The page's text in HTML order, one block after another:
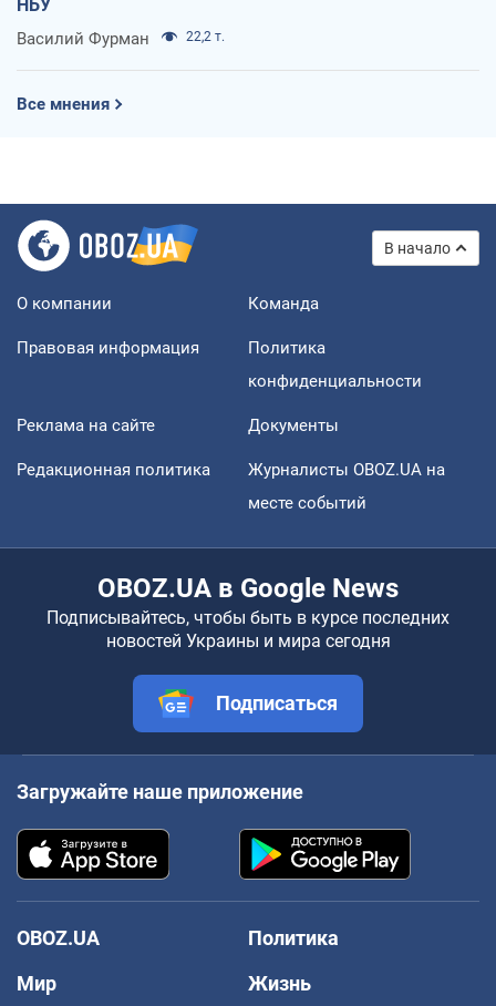
НБУ
Василий Фурман 22,2 т.
Все мнения
В начало
О компании Команда
Правовая информация
Политика
конфиденциальности
Реклама на сайте Документы
Редакционная политика
Журналисты OBOZ.UA на
месте событий
OBOZ.UA в Google News
Подписывайтесь, чтобы быть в курсе последних
новостей Украины и мира сегодня
Подписаться
Загружайте наше приложение
OBOZ.UA
Политика
Мир
Жизнь